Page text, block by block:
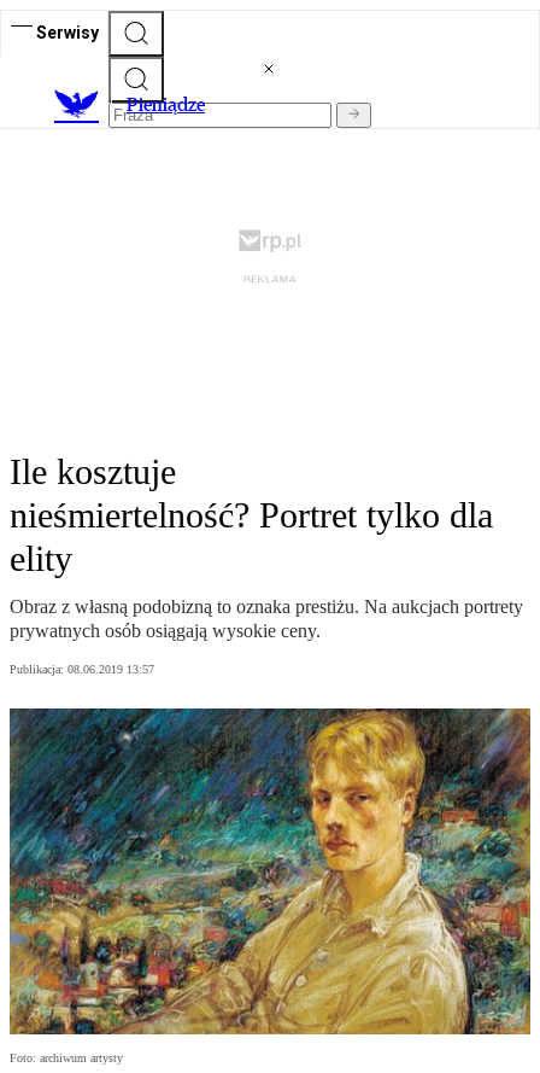
Serwisy
Pieniądze
Ile kosztuje
nieśmiertelność? Portret tylko dla
elity
Obraz z własną podobizną to oznaka prestiżu. Na aukcjach portrety
prywatnych osób osiągają wysokie ceny.
Publikacja: 08.06.2019 13:57
Foto: archiwum artysty